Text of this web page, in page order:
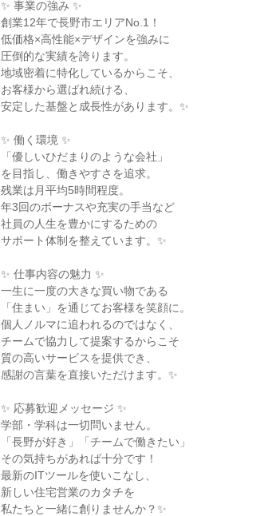
✨ 事業の強み ✨
創業12年で長野市エリアNo.1！
低価格×高性能×デザインを強みに
圧倒的な実績を誇ります。
地域密着に特化しているからこそ、
お客様から選ばれ続ける、
安定した基盤と成長性があります。✨
✨ 働く環境 ✨
「優しいひだまりのような会社」
を目指し、働きやすさを追求。
残業は月平均5時間程度。
年3回のボーナスや充実の手当など
社員の人生を豊かにするための
サポート体制を整えています。✨
✨ 仕事内容の魅力 ✨
一生に一度の大きな買い物である
「住まい」を通じてお客様を笑顔に。
個人ノルマに追われるのではなく、
チームで協力して提案するからこそ
質の高いサービスを提供でき、
感謝の言葉を直接いただけます。✨
✨ 応募歓迎メッセージ ✨
学部・学科は一切問いません。
「長野が好き」「チームで働きたい」
その気持ちがあれば十分です！
最新のITツールを使いこなし、
新しい住宅営業のカタチを
私たちと一緒に創りませんか？✨